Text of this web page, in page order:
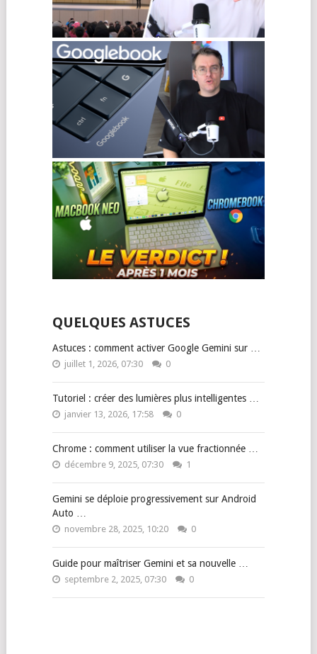
QUELQUES ASTUCES
Astuces : comment activer Google Gemini sur …
juillet 1, 2026, 07:30 0
Tutoriel : créer des lumières plus intelligentes …
janvier 13, 2026, 17:58 0
Chrome : comment utiliser la vue fractionnée …
décembre 9, 2025, 07:30 1
Gemini se déploie progressivement sur Android
Auto …
novembre 28, 2025, 10:20 0
Guide pour maîtriser Gemini et sa nouvelle …
septembre 2, 2025, 07:30 0